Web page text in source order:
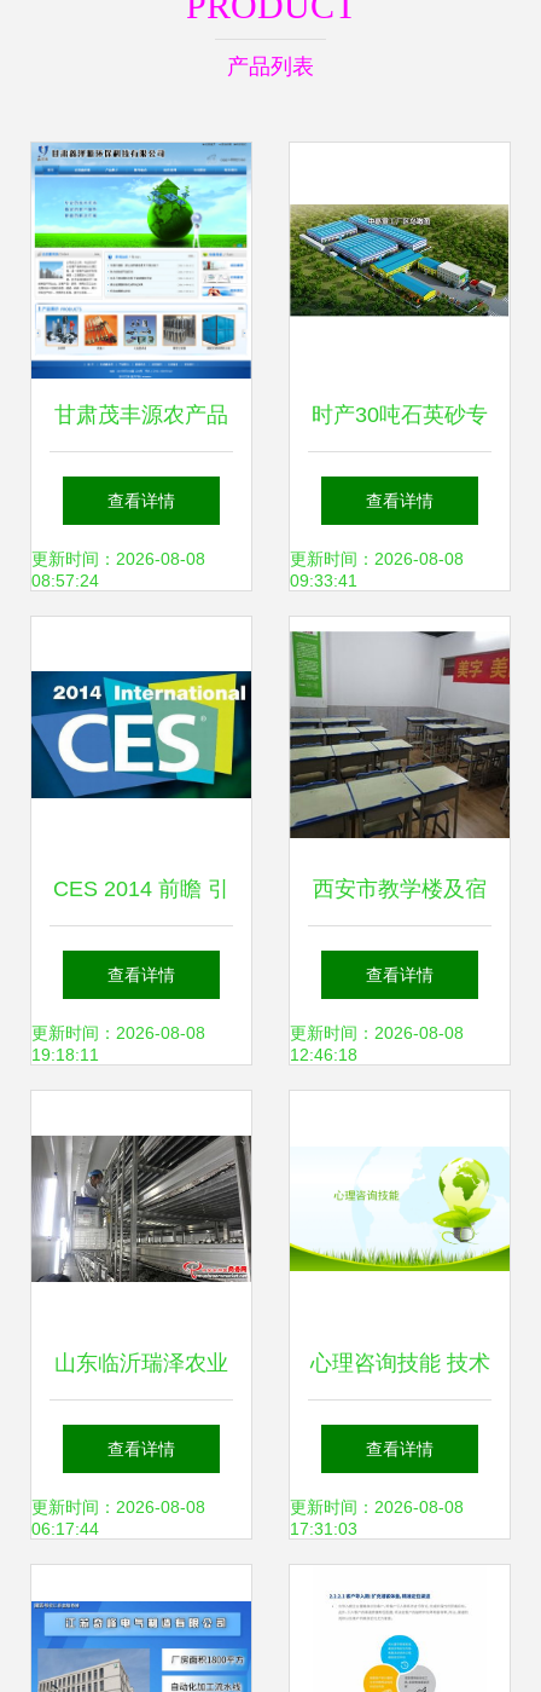
产品列表
甘肃茂丰源农产品
有限责任公司 技术
咨询服务助力现代
查看详情
更新时间：2026-08-08
08:57:24
时产30吨石英砂专
用棒磨机 为山西基
础建设注入“稳定、
高效、节能”新动能
查看详情
更新时间：2026-08-08
09:33:41
CES 2014 前瞻 引
领未来的八大科技
趋势
查看详情
更新时间：2026-08-08
19:18:11
西安市教学楼及宿
舍楼房屋安全性检
测鉴定费用与技术
查看详情
更新时间：2026-08-08
12:46:18
山东临沂瑞泽农业
科技 双孢菇工厂化
生产基地的技术咨
查看详情
更新时间：2026-08-08
06:17:44
心理咨询技能 技术
咨询的核心要义与
实践指南
查看详情
更新时间：2026-08-08
17:31:03